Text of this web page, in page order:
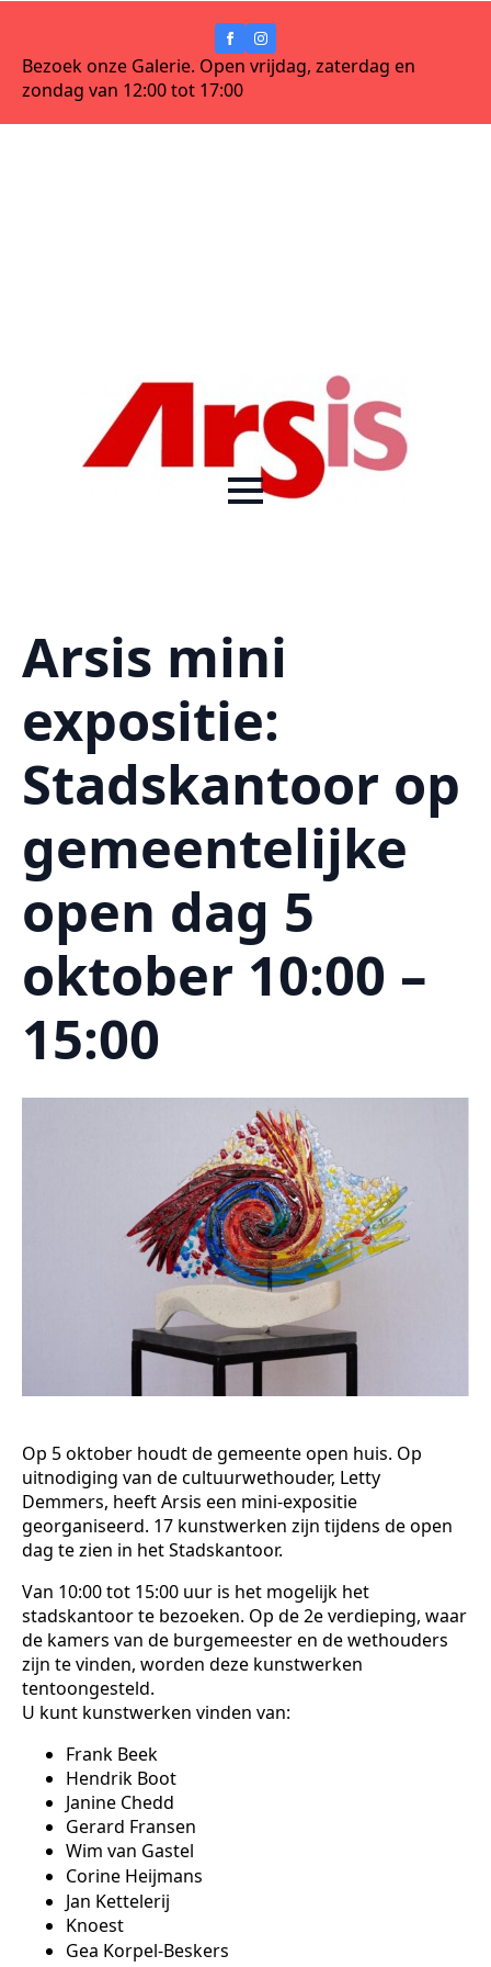
Bezoek onze Galerie. Open vrijdag, zaterdag en
zondag van 12:00 tot 17:00
Arsis mini
expositie:
Stadskantoor op
gemeentelijke
open dag 5
oktober 10:00 –
15:00
Op 5 oktober houdt de gemeente open huis. Op
uitnodiging van de cultuurwethouder, Letty
Demmers, heeft Arsis een mini-expositie
georganiseerd. 17 kunstwerken zijn tijdens de open
dag te zien in het Stadskantoor.
Van 10:00 tot 15:00 uur is het mogelijk het
stadskantoor te bezoeken. Op de 2e verdieping, waar
de kamers van de burgemeester en de wethouders
zijn te vinden, worden deze kunstwerken
tentoongesteld.
U kunt kunstwerken vinden van:
Frank Beek
Hendrik Boot
Janine Chedd
Gerard Fransen
Wim van Gastel
Corine Heijmans
Jan Kettelerij
Knoest
Gea Korpel-Beskers